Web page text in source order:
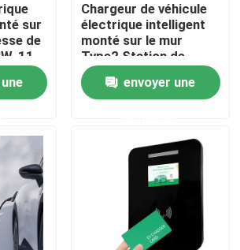
citation
d'ev
sur
de
11
de
Chargeur de véhicule
électrique intelligent
monté sur le mur
Type2 Station de
recharge AC Argent
câble de 5 m 7.4-11-
22KW
envoyer une